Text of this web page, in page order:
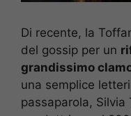
Di recente, la
del gossip per un
grandissimo
una semplice
passaparola,